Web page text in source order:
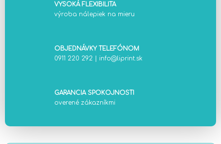
VYSOKÁ FLEXIBILITA
výroba nálepiek na mieru
OBJEDNÁVKY TELEFÓNOM
0911 220 292
info@liprint.sk
GARANCIA SPOKOJNOSTI
overené zákazníkmi